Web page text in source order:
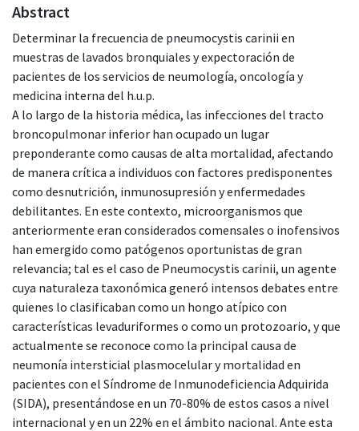
Abstract
Determinar la frecuencia de pneumocystis carinii en
muestras de lavados bronquiales y expectoración de
pacientes de los servicios de neumología, oncología y
medicina interna del h.u.p.
A lo largo de la historia médica, las infecciones del tracto
broncopulmonar inferior han ocupado un lugar
preponderante como causas de alta mortalidad, afectando
de manera crítica a individuos con factores predisponentes
como desnutrición, inmunosupresión y enfermedades
debilitantes. En este contexto, microorganismos que
anteriormente eran considerados comensales o inofensivos
han emergido como patógenos oportunistas de gran
relevancia; tal es el caso de Pneumocystis carinii, un agente
cuya naturaleza taxonómica generó intensos debates entre
quienes lo clasificaban como un hongo atípico con
características levaduriformes o como un protozoario, y que
actualmente se reconoce como la principal causa de
neumonía intersticial plasmocelular y mortalidad en
pacientes con el Síndrome de Inmunodeficiencia Adquirida
(SIDA), presentándose en un 70-80% de estos casos a nivel
internacional y en un 22% en el ámbito nacional. Ante esta